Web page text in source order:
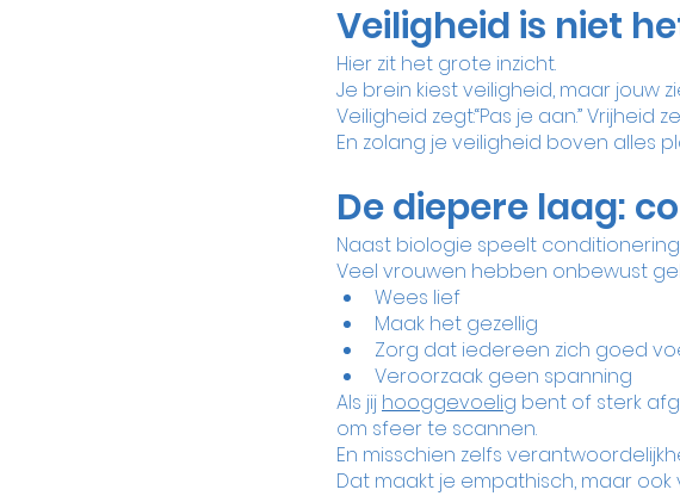
Veiligheid is niet
Hier zit het grote inzicht.
Je brein kiest veiligheid, maar jouw
Veiligheid zegt:“Pas je aan.” Vrijheid
En zolang je veiligheid boven alles
De diepere laag:
Naast biologie speelt
Veel vrouwen hebben onbewust
Wees lief
Maak het gezellig
Zorg dat iedereen zich goed
Veroorzaak geen spanning
Als jij hooggevoelig bent of sterk
om sfeer te scannen.
En misschien zelfs
Dat maakt je empathisch, maar